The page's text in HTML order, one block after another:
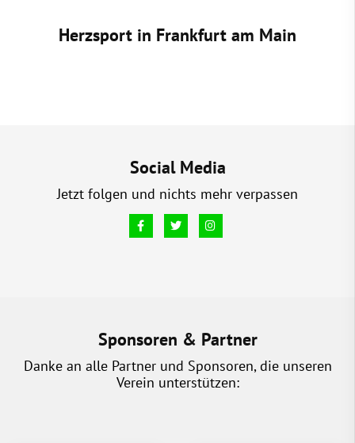
Herzsport in Frankfurt am Main
Social Media
Jetzt folgen und nichts mehr verpassen
Sponsoren & Partner
Danke an alle Partner und Sponsoren, die unseren
Verein unterstützen: